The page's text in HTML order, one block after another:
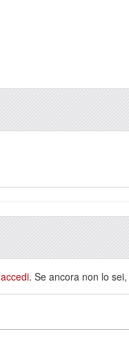
accedi. Se ancora non lo sei,